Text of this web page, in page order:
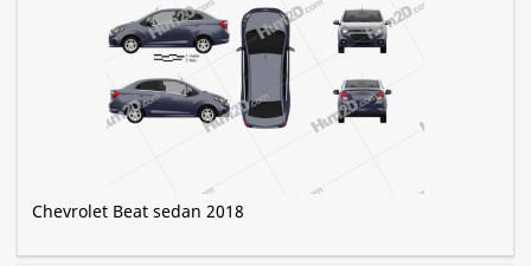
Chevrolet Beat sedan 2018